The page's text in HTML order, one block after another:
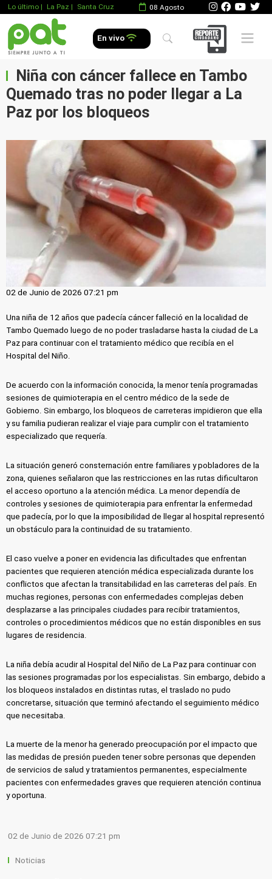
Lo último | La Paz | Santa Cruz 08 Agosto
En vivo Mobile
Niña con cáncer fallece en Tambo
Quemado tras no poder llegar a La
Paz por los bloqueos
02 de Junio de 2026 07:21 pm
Una niña de 12 años que padecía cáncer falleció en la localidad de
Tambo Quemado luego de no poder trasladarse hasta la ciudad de La
Paz para continuar con el tratamiento médico que recibía en el
Hospital del Niño.
De acuerdo con la información conocida, la menor tenía programadas
sesiones de quimioterapia en el centro médico de la sede de
Gobierno. Sin embargo, los bloqueos de carreteras impidieron que ella
y su familia pudieran realizar el viaje para cumplir con el tratamiento
especializado que requería.
La situación generó consternación entre familiares y pobladores de la
zona, quienes señalaron que las restricciones en las rutas dificultaron
el acceso oportuno a la atención médica. La menor dependía de
controles y sesiones de quimioterapia para enfrentar la enfermedad
que padecía, por lo que la imposibilidad de llegar al hospital representó
un obstáculo para la continuidad de su tratamiento.
El caso vuelve a poner en evidencia las dificultades que enfrentan
pacientes que requieren atención médica especializada durante los
conflictos que afectan la transitabilidad en las carreteras del país. En
muchas regiones, personas con enfermedades complejas deben
desplazarse a las principales ciudades para recibir tratamientos,
controles o procedimientos médicos que no están disponibles en sus
lugares de residencia.
La niña debía acudir al Hospital del Niño de La Paz para continuar con
las sesiones programadas por los especialistas. Sin embargo, debido a
los bloqueos instalados en distintas rutas, el traslado no pudo
concretarse, situación que terminó afectando el seguimiento médico
que necesitaba.
La muerte de la menor ha generado preocupación por el impacto que
las medidas de presión pueden tener sobre personas que dependen
de servicios de salud y tratamientos permanentes, especialmente
pacientes con enfermedades graves que requieren atención continua
y oportuna.
02 de Junio de 2026 07:21 pm
Noticias